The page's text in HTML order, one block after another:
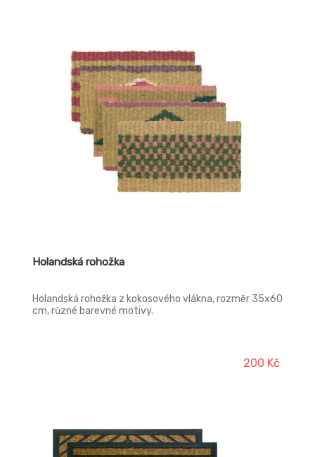
Holandská rohožka
Holandská rohožka z kokosového vlákna, rozměr 35x60
cm, různé barevné motivy.
200 Kč